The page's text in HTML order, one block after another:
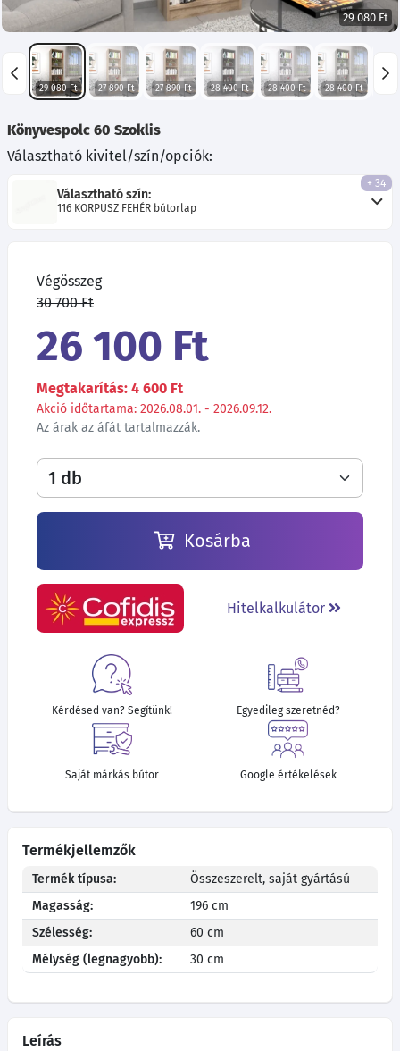
29 080 Ft
29 080 Ft 27 890 Ft 27 890 Ft 28 400 Ft 28 400 Ft 28 400 Ft
Könyvespolc 60 Szoklis
Választható kivitel/szín/opciók:
Választható szín:
116 KORPUSZ FEHÉR bútorlap
+ 34
Végösszeg
30 700 Ft
26 100 Ft
Megtakarítás: 4 600 Ft
Akció időtartama: 2026.08.01. - 2026.09.12.
Az árak az áfát tartalmazzák.
Kosárba
Hitelkalkulátor
Kérdésed van? Segítünk! Egyedileg szeretnéd?
Saját márkás bútor Google értékelések
Termékjellemzők
Termék típusa:
Összeszerelt, saját gyártású
Magasság:
196 cm
Szélesség:
60 cm
Mélység (legnagyobb):
30 cm
Leírás